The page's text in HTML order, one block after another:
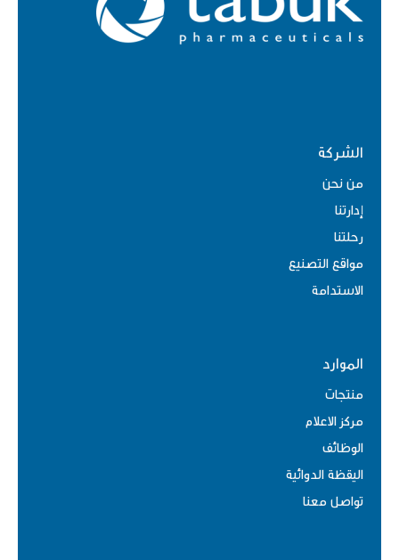
الشركة
من نحن
إدارتنا
رحلتنا
مواقع التصنيع
الاستدامة
الموارد
منتجات
مركز الاعلام
الوظائف
اليقظة الدوائية
تواصل معنا